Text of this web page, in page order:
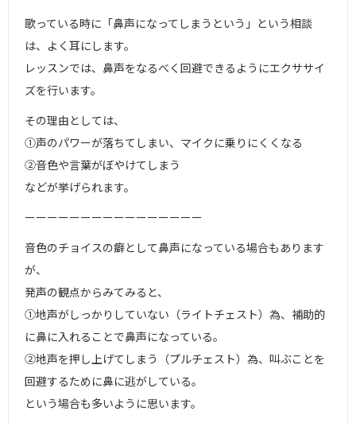
歌っている時に「鼻声になってしまうという」という相談
は、よく耳にします。
レッスンでは、鼻声をなるべく回避できるようにエクササイ
ズを行います。
その理由としては、
①声のパワーが落ちてしまい、マイクに乗りにくくなる
②音色や言葉がぼやけてしまう
などが挙げられます。
ーーーーーーーーーーーーーーーー
音色のチョイスの癖として鼻声になっている場合もあります
が、
発声の観点からみてみると、
①地声がしっかりしていない（ライトチェスト）為、補助的
に鼻に入れることで鼻声になっている。
②地声を押し上げてしまう（プルチェスト）為、叫ぶことを
回避するために鼻に逃がしている。
という場合も多いように思います。